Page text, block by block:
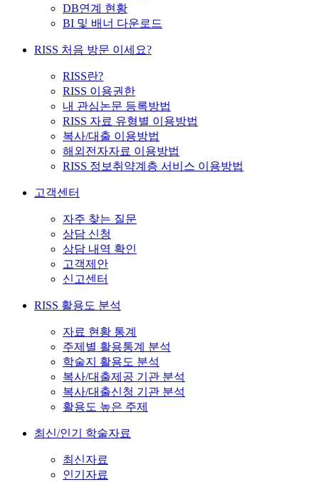
DB연계 현황
BI 및 배너 다운로드
RISS 처음 방문 이세요?
RISS란?
RISS 이용권한
내 관심논문 등록방법
RISS 자료 유형별 이용방법
복사/대출 이용방법
해외전자자료 이용방법
RISS 정보취약계층 서비스 이용방법
고객센터
자주 찾는 질문
상담 신청
상담 내역 확인
고객제안
신고센터
RISS 활용도 분석
자료 현황 통계
주제별 활용통계 분석
학술지 활용도 분석
복사/대출제공 기관 분석
복사/대출신청 기관 분석
활용도 높은 주제
최신/인기 학술자료
최신자료
인기자료